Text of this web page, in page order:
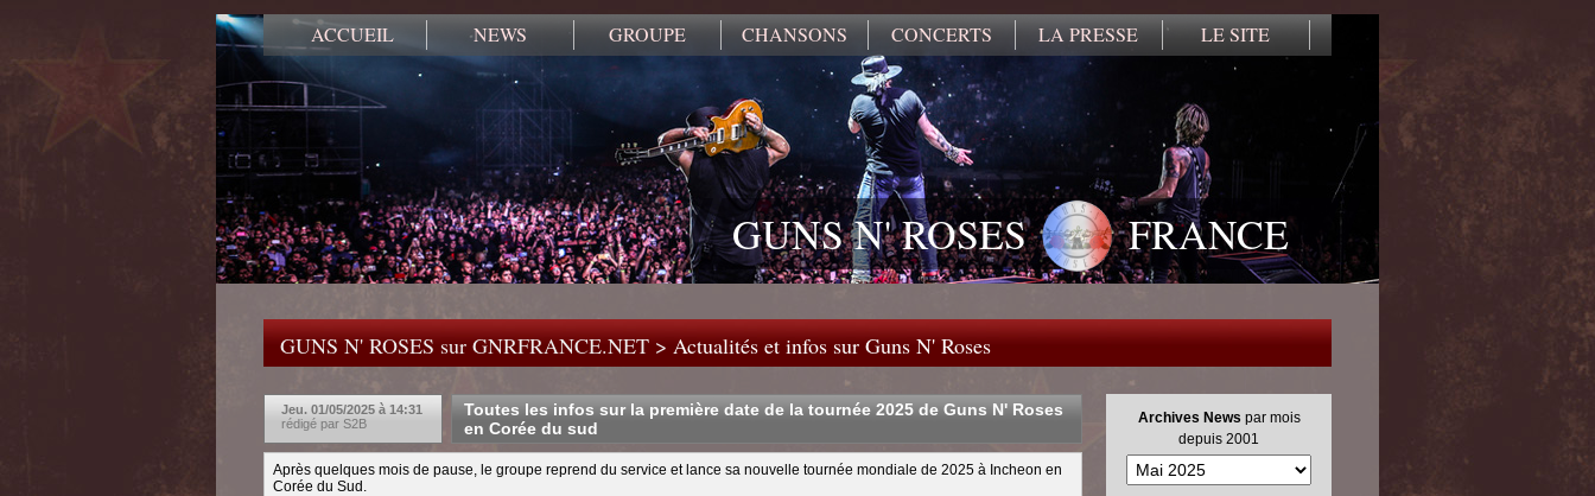
ACCUEIL NEWS GROUPE CHANSONS CONCERTS LA PRESSE LE SITE
GUNS N' ROSES FRANCE
GUNS N' ROSES sur GNRFRANCE.NET> Actualités et infos sur Guns N' Roses
Jeu. 01/05/2025 à 14:31
rédigé par S2B
Toutes les infos sur la première date de la tournée 2025 de Guns N' Roses
en Corée du sud
Après quelques mois de pause, le groupe reprend du service et lance sa nouvelle tournée mondiale de 2025 à Incheon en
Corée du Sud.
Archives News par mois
depuis 2001